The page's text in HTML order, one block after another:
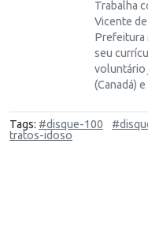
Trabalha
Vicente
Prefeitura
seu
voluntário
(Canadá)
Tags: #disque-100
tratos-idoso